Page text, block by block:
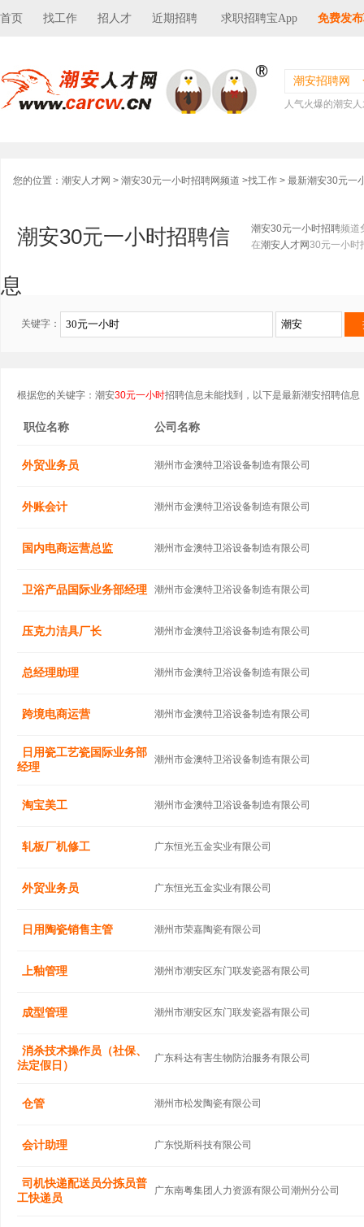
首页 找工作 招人才 近期招聘 求职招聘宝App 免费发
潮安招聘网
人气火爆的潮安
您的位置： 潮安人才网 > 潮安30元一小时招聘网频道 >找工作 > 最新潮安30元一
潮安30元一小时招聘信
息
潮安30元一小时招聘频道
在潮安人才网30元一小时
关键字：
根据您的关键字：潮安30元一小时招聘信息未能找到，以下是最新潮安招聘信息
职位名称 公司名称
外贸业务员 潮州市金澳特卫浴设备制造有限公司
外账会计 潮州市金澳特卫浴设备制造有限公司
国内电商运营总监 潮州市金澳特卫浴设备制造有限公司
卫浴产品国际业务部经理 潮州市金澳特卫浴设备制造有限公司
压克力洁具厂长 潮州市金澳特卫浴设备制造有限公司
总经理助理 潮州市金澳特卫浴设备制造有限公司
跨境电商运营 潮州市金澳特卫浴设备制造有限公司
日用瓷工艺瓷国际业务部
经理
潮州市金澳特卫浴设备制造有限公司
淘宝美工 潮州市金澳特卫浴设备制造有限公司
轧板厂机修工 广东恒光五金实业有限公司
外贸业务员 广东恒光五金实业有限公司
日用陶瓷销售主管 潮州市荣嘉陶瓷有限公司
上釉管理 潮州市潮安区东门联发瓷器有限公司
成型管理 潮州市潮安区东门联发瓷器有限公司
消杀技术操作员（社保、
法定假日）
广东科达有害生物防治服务有限公司
仓管 潮州市松发陶瓷有限公司
会计助理 广东悦斯科技有限公司
司机快递配送员分拣员普
工快递员
广东南粤集团人力资源有限公司潮州分公司